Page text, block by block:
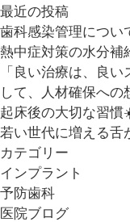
最近の投稿
歯科感染管理につい
熱中症対策の水分補
「良い治療は、良
して、人材確保への
起床後の大切な習
若い世代に増える舌
カテゴリー
インプラント
予防歯科
医院ブログ